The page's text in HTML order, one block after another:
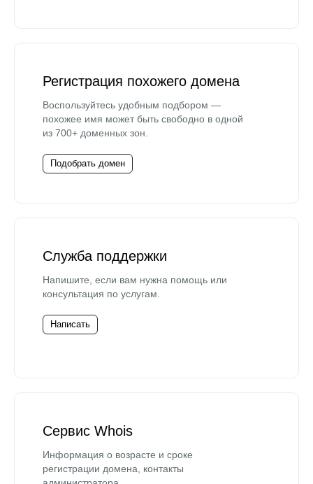
Регистрация похожего домена
Воспользуйтесь удобным подбором —
похожее имя может быть свободно в одной
из 700+ доменных зон.
Подобрать домен
Служба поддержки
Напишите, если вам нужна помощь или
консультация по услугам.
Написать
Сервис Whois
Информация о возрасте и сроке
регистрации домена, контакты